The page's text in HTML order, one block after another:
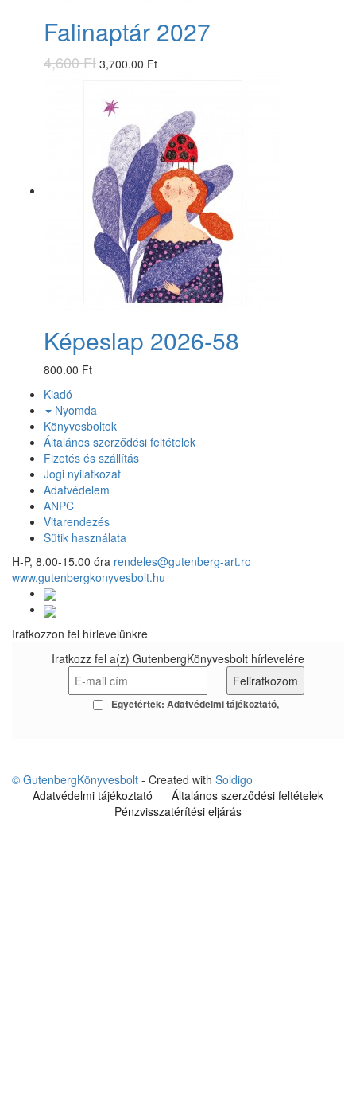
Falinaptár 2027
4,600 Ft 3,700.00 Ft
Képeslap 2026-58
800.00 Ft
Kiadó
Nyomda
Könyvesboltok
Általános szerződési feltételek
Fizetés és szállítás
Jogi nyilatkozat
Adatvédelem
ANPC
Vitarendezés
Sütik használata
H-P, 8.00-15.00 óra rendeles@gutenberg-art.ro
www.gutenbergkonyvesbolt.hu
Iratkozzon fel hírlevelünkre
Iratkozz fel a(z) GutenbergKönyvesbolt hírlevelére
Egyetértek: Adatvédelmi tájékoztató
© GutenbergKönyvesbolt - Created with Soldigo
Adatvédelmi tájékoztató
Általános szerződési feltételek
Pénzvisszatérítési eljárás